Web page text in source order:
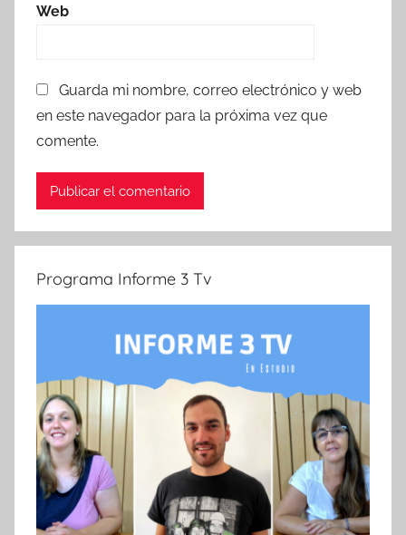
Web
Guarda mi nombre, correo electrónico y web
en este navegador para la próxima vez que
comente.
Programa Informe 3 Tv